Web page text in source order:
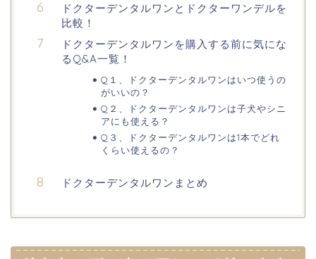
ドクターデンタルワンとドクターワンデルを
比較！
ドクターデンタルワンを購入する前に気にな
るQ&A一覧！
Q１、ドクターデンタルワンはいつ使うの
がいいの？
Q２、ドクターデンタルワンは子犬やシニ
アにも使える？
Q３、ドクターデンタルワンは1本でどれ
くらい使えるの？
ドクターデンタルワンまとめ